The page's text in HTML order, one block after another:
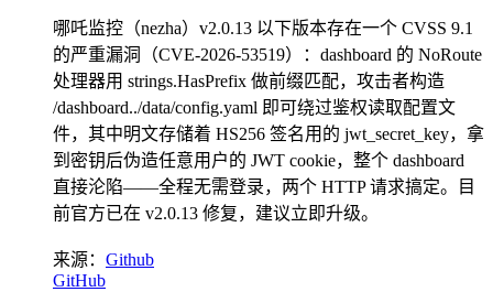
哪吒监控（nezha）v2.0.13 以下版本存在一个 CVSS 9.1
的严重漏洞（CVE-2026-53519）：dashboard 的 NoRoute
处理器用 strings.HasPrefix 做前缀匹配，攻击者构造
/dashboard../data/config.yaml 即可绕过鉴权读取配置文
件，其中明文存储着 HS256 签名用的 jwt_secret_key，拿
到密钥后伪造任意用户的 JWT cookie，整个 dashboard
直接沦陷——全程无需登录，两个 HTTP 请求搞定。目
前官方已在 v2.0.13 修复，建议立即升级。
来源： Github
GitHub